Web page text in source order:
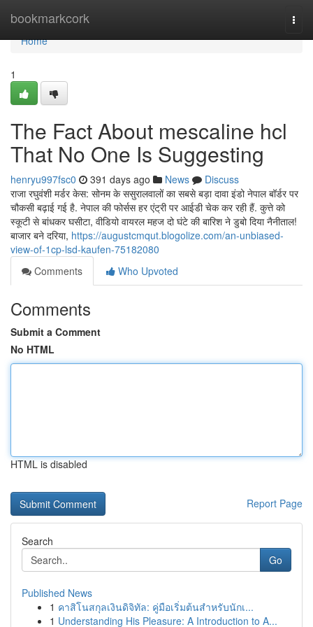
bookmarkcork
Home
Home
1
The Fact About mescaline hcl
That No One Is Suggesting
henryu997fsc0 391 days ago News
Discuss
राजा रघुवंशी मर्डर केस: सोनम के ससुरालवालों का सबसे बड़ा दावा इंडो नेपाल बॉर्डर पर
चौकसी बढ़ाई गई है. नेपाल की फोर्सस हर एंट्री पर आईडी चेक कर रही हैं. कुत्ते को
स्कूटी से बांधकर घसीटा, वीडियो वायरल महज दो घंटे की बारिश ने डुबो दिया नैनीताल!
बाजार बने दरिया, https://augustcmqut.blogolize.com/an-unbiased-
view-of-1cp-lsd-kaufen-75182080
Comments
Who Upvoted
Comments
Submit a Comment
No HTML
HTML is disabled
Report Page
Search
Go
Published News
1 คาสิโนสกุลเงินดิจิทัล: คู่มือเริ่มต้นสำหรับนักเ...
1 Understanding His Pleasure: A Introduction to A...